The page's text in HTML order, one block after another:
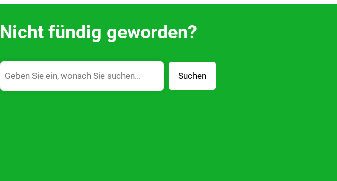
Nicht fündig geworden?
Suchen